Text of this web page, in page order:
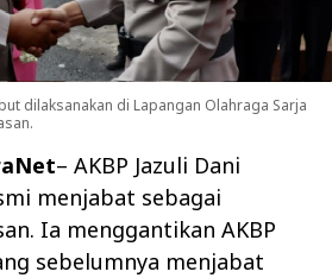
dilaksanakan di Lapangan Olahraga Sarja
– AKBP Jazuli Dani
menjabat sebagai
Ia menggantikan AKBP
sebelumnya menjabat